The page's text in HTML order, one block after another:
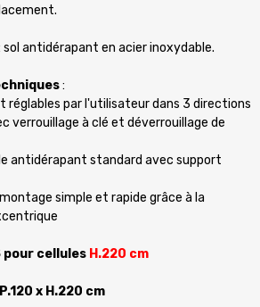
antidérapant en acier inoxydable.
:
réglables par l'utilisateur dans 3 directions
verrouillage à clé et déverrouillage de
antidérapant standard avec support
simple et rapide grâce à la
pour cellules H.220 cm
x H.220 cm